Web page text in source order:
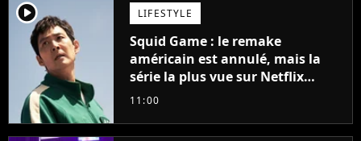
player2 LIFESTYLE
Squid Game : le remake
américain est annulé, mais la
série la plus vue sur Netflix
pourrait avoir une version
11:00